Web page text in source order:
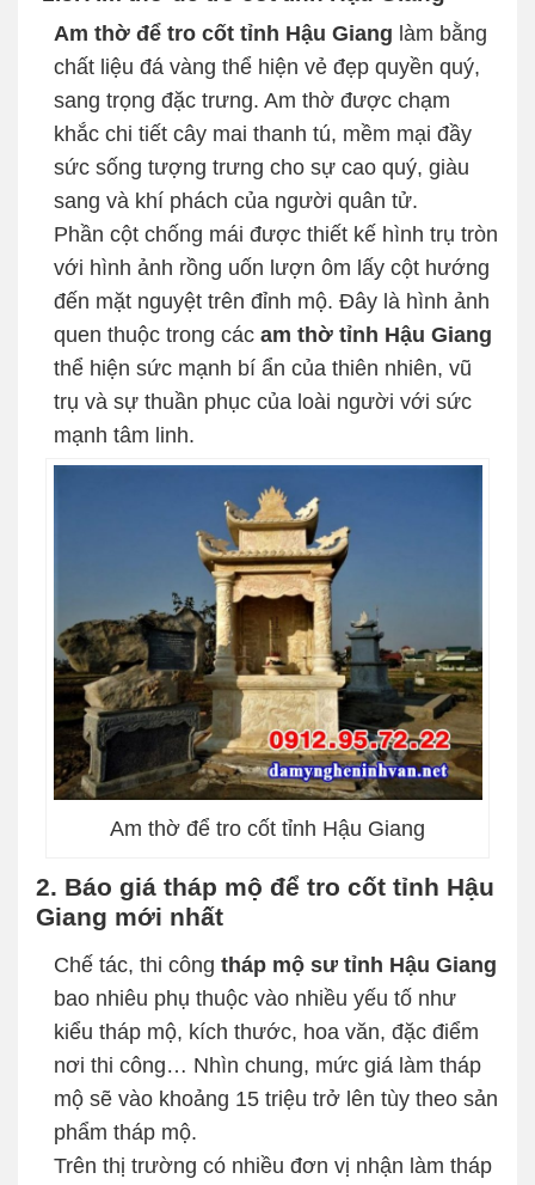
Am thờ để tro cốt tỉnh Hậu Giang làm bằng
chất liệu đá vàng thể hiện vẻ đẹp quyền quý,
sang trọng đặc trưng. Am thờ được chạm
khắc chi tiết cây mai thanh tú, mềm mại đầy
sức sống tượng trưng cho sự cao quý, giàu
sang và khí phách của người quân tử.
Phần cột chống mái được thiết kế hình trụ tròn
với hình ảnh rồng uốn lượn ôm lấy cột hướng
đến mặt nguyệt trên đỉnh mộ. Đây là hình ảnh
quen thuộc trong các am thờ tỉnh Hậu Giang
thể hiện sức mạnh bí ẩn của thiên nhiên, vũ
trụ và sự thuần phục của loài người với sức
mạnh tâm linh.
Am thờ để tro cốt tỉnh Hậu Giang
2. Báo giá tháp mộ để tro cốt tỉnh Hậu
Giang mới nhất
Chế tác, thi công tháp mộ sư tỉnh Hậu Giang
bao nhiêu phụ thuộc vào nhiều yếu tố như
kiểu tháp mộ, kích thước, hoa văn, đặc điểm
nơi thi công… Nhìn chung, mức giá làm tháp
mộ sẽ vào khoảng 15 triệu trở lên tùy theo sản
phẩm tháp mộ.
Trên thị trường có nhiều đơn vị nhận làm tháp